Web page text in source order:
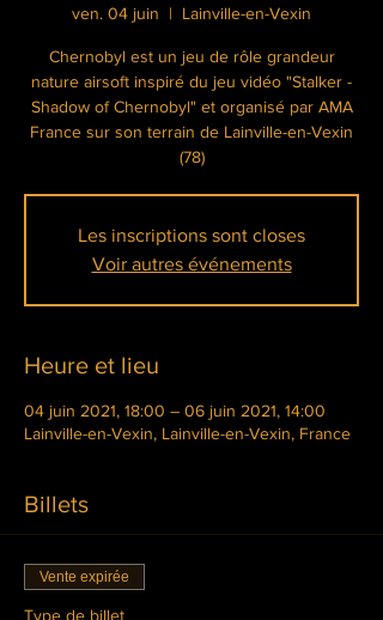
ven. 04 juin
  |
Lainville-en-Vexin
Chernobyl est un jeu de rôle grandeur
nature airsoft inspiré du jeu vidéo "Stalker -
Shadow of Chernobyl" et organisé par AMA
France sur son terrain de Lainville-en-Vexin
(78)
Les inscriptions sont closes
Voir autres événements
Heure et lieu
04 juin 2021, 18:00 – 06 juin 2021, 14:00
Lainville-en-Vexin, Lainville-en-Vexin, France
Billets
Vente expirée
Type de billet